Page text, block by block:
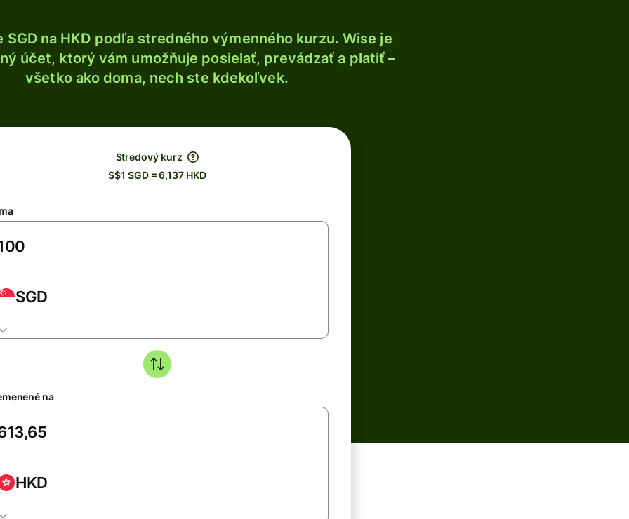
SGD na HKD podľa stredného výmenného kurzu. Wise je
účet, ktorý vám umožňuje posielať, prevádzať a platiť –
všetko ako doma, nech ste kdekoľvek.
Stredový kurz
S$1 SGD = 6,137 HKD
SGD
na
HKD